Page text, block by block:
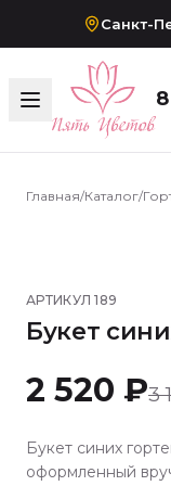
Санкт-
Главная/Каталог/
АРТИКУЛ189
Букет
2 520 ₽3
Букет синих
оформленный